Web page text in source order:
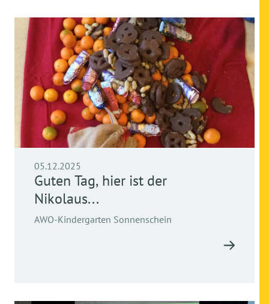
05.12.2025
Guten Tag, hier ist der
Nikolaus...
AWO-Kindergarten Sonnenschein